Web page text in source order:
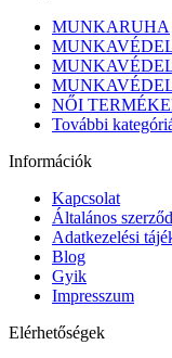
MUNKARUHA
NŐI
További
Információk
Kapcsolat
Általános
Adatkezelési
Blog
Gyik
Impresszum
Elérhetőségek